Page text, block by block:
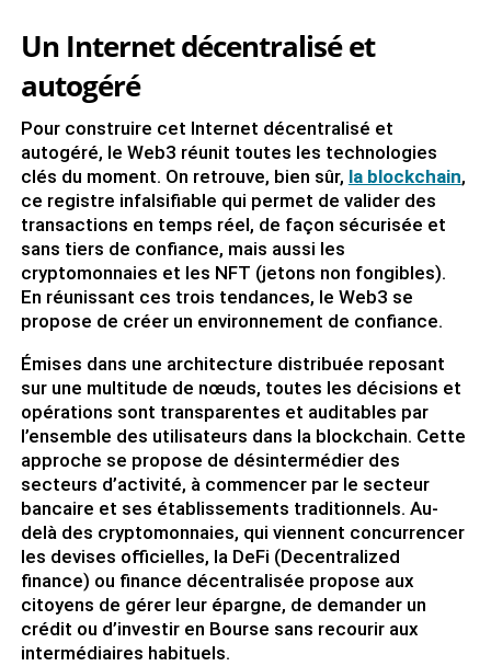
Un Internet décentralisé et
autogéré
Pour construire cet Internet décentralisé et
autogéré, le Web3 réunit toutes les technologies
clés du moment. On retrouve, bien sûr, la blockchain,
ce registre infalsifiable qui permet de valider des
transactions en temps réel, de façon sécurisée et
sans tiers de confiance, mais aussi les
cryptomonnaies et les NFT (jetons non fongibles).
En réunissant ces trois tendances, le Web3 se
propose de créer un environnement de confiance.
Émises dans une architecture distribuée reposant
sur une multitude de nœuds, toutes les décisions et
opérations sont transparentes et auditables par
l’ensemble des utilisateurs dans la blockchain. Cette
approche se propose de désintermédier des
secteurs d’activité, à commencer par le secteur
bancaire et ses établissements traditionnels. Au-
delà des cryptomonnaies, qui viennent concurrencer
les devises officielles, la DeFi (Decentralized
finance) ou finance décentralisée propose aux
citoyens de gérer leur épargne, de demander un
crédit ou d’investir en Bourse sans recourir aux
intermédiaires habituels.